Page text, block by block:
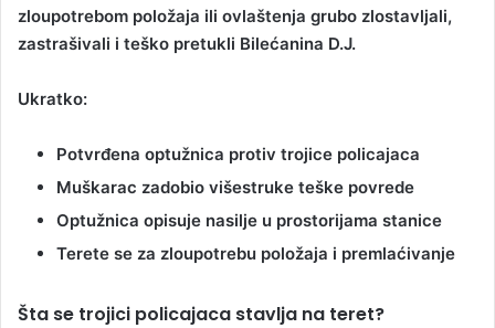
zloupotrebom položaja ili ovlaštenja grubo zlostavljali,
zastrašivali i teško pretukli Bilećanina D.J.
Ukratko:
Potvrđena optužnica protiv trojice policajaca
Muškarac zadobio višestruke teške povrede
Optužnica opisuje nasilje u prostorijama stanice
Terete se za zloupotrebu položaja i premlaćivanje
Šta se trojici policajaca stavlja na teret?